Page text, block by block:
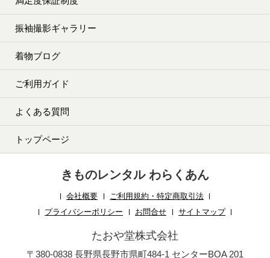
振袖撮影ギャラリー
着物ブログ
ご利用ガイド
よくある質問
トップページ
きものレンタル わらくあん
会社概要
ご利用規約・特定商取引法
プライバシーポリシー
お問合せ サイトマップ
たおや堂株式会社
〒380-0838 長野県長野市県町484-1 センターBOA 201